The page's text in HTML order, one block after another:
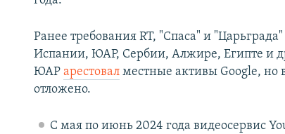
Ранее требования RT, "Спаса" и
Испании, ЮАР, Сербии, Алжире, Египте и
ЮАРарестовал местные активы Google, но
отложено.
С мая по июнь 2024 года видеосервис